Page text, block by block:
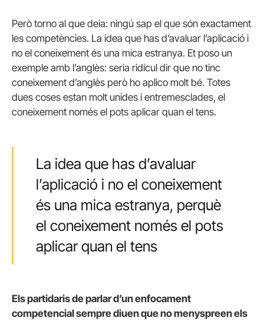
Però torno al que deia: ningú sap el que són exactament
les competències. La idea que has d’avaluar l’aplicació i
no el coneixement és una mica estranya. Et poso un
exemple amb l’anglès: seria ridícul dir que no tinc
coneixement d’anglès però ho aplico molt bé. Totes
dues coses estan molt unides i entremesclades, el
coneixement només el pots aplicar quan el tens.
La idea que has d’avaluar
l’aplicació i no el coneixement
és una mica estranya, perquè
el coneixement només el pots
aplicar quan el tens
Els partidaris de parlar d’un enfocament
competencial sempre diuen que no menyspreen els